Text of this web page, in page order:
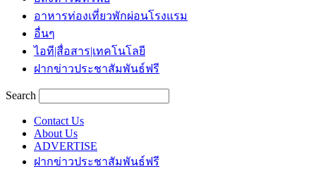
อาหารท่องเที่ยวพักผ่อนโรงแรม
อื่นๆ
ไอที|สื่อสาร|เทคโนโลยี
ฝากข่าวประชาสัมพันธ์ฟรี
Search
Contact Us
About Us
ADVERTISE
ฝากข่าวประชาสัมพันธ์ฟรี